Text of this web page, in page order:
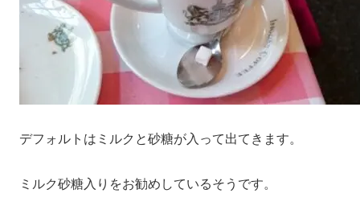
デフォルトはミルクと砂糖が入って出てきます。
ミルク砂糖入りをお勧めしているそうです。